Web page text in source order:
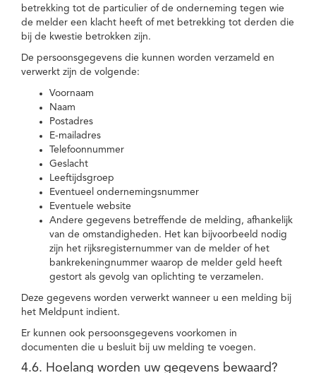
betrekking tot de particulier of de onderneming tegen wie
de melder een klacht heeft of met betrekking tot derden die
bij de kwestie betrokken zijn.
De persoonsgegevens die kunnen worden verzameld en
verwerkt zijn de volgende:
Voornaam
Naam
Postadres
E-mailadres
Telefoonnummer
Geslacht
Leeftijdsgroep
Eventueel ondernemingsnummer
Eventuele website
Andere gegevens betreffende de melding, afhankelijk
van de omstandigheden. Het kan bijvoorbeeld nodig
zijn het rijksregisternummer van de melder of het
bankrekeningnummer waarop de melder geld heeft
gestort als gevolg van oplichting te verzamelen.
Deze gegevens worden verwerkt wanneer u een melding bij
het Meldpunt indient.
Er kunnen ook persoonsgegevens voorkomen in
documenten die u besluit bij uw melding te voegen.
4.6. Hoelang worden uw gegevens bewaard?